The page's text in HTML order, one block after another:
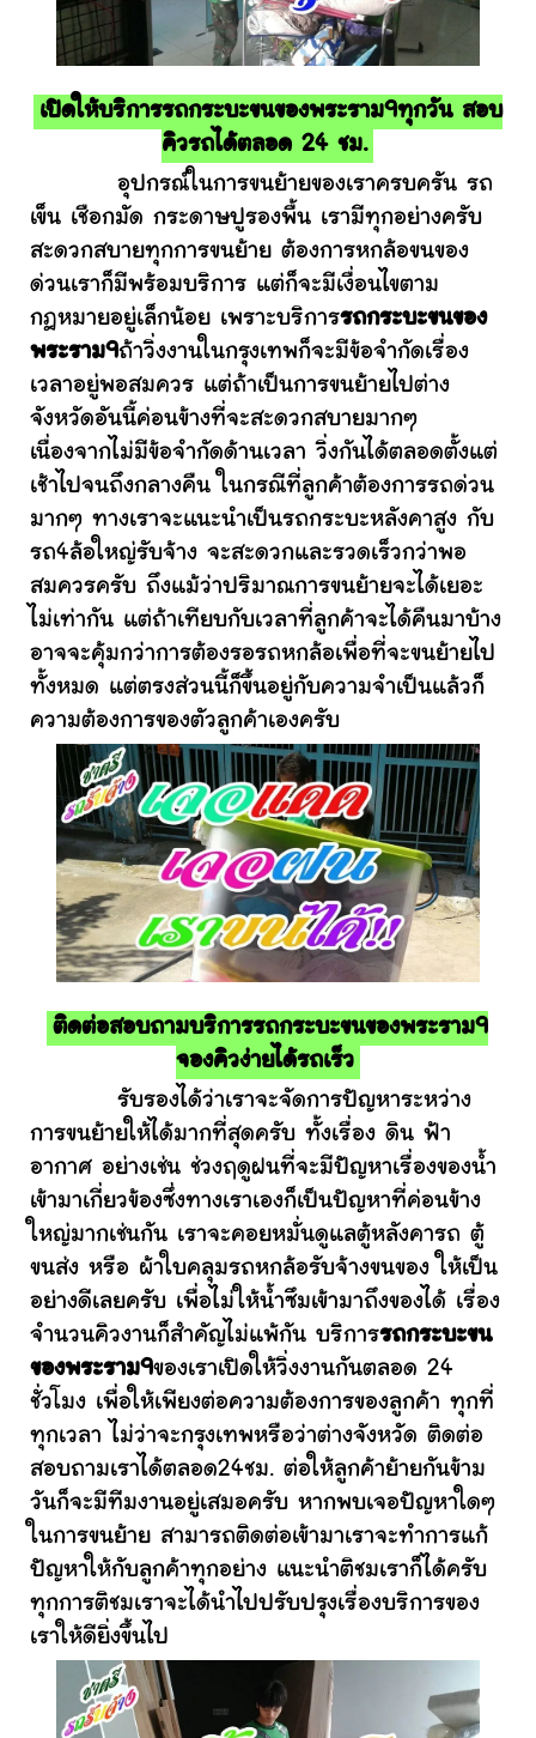
เปิดให้บริการรถกระบะขนของพระราม9ทุกวัน สอบ
คิวรถได้ตลอด 24 ชม.
อุปกรณ์ในการขนย้ายของเราครบครัน รถ
เข็น เชือกมัด กระดาษปูรองพื้น เรามีทุกอย่างครับ
สะดวกสบายทุกการขนย้าย ต้องการหกล้อขนของ
ด่วนเราก็มีพร้อมบริการ แต่ก็จะมีเงื่อนไขตาม
กฎหมายอยู่เล็กน้อย เพราะบริการรถกระบะขนของ
พระราม9ถ้าวิ่งงานในกรุงเทพก็จะมีข้อจำกัดเรื่อง
เวลาอยู่พอสมควร แต่ถ้าเป็นการขนย้ายไปต่าง
จังหวัดอันนี้ค่อนข้างที่จะสะดวกสบายมากๆ
เนื่องจากไม่มีข้อจำกัดด้านเวลา วิ่งกันได้ตลอดตั้งแต่
เช้าไปจนถึงกลางคืน ในกรณีที่ลูกค้าต้องการรถด่วน
มากๆ ทางเราจะแนะนำเป็นรถกระบะหลังคาสูง กับ
รถ4ล้อใหญ่รับจ้าง จะสะดวกและรวดเร็วกว่าพอ
สมควรครับ ถึงแม้ว่าปริมาณการขนย้ายจะได้เยอะ
ไม่เท่ากัน แต่ถ้าเทียบกับเวลาที่ลูกค้าจะได้คืนมาบ้าง
อาจจะคุ้มกว่าการต้องรอรถหกล้อเพื่อที่จะขนย้ายไป
ทั้งหมด แต่ตรงส่วนนี้ก็ขึ้นอยู่กับความจำเป็นแล้วก็
ความต้องการของตัวลูกค้าเองครับ
ติดต่อสอบถามบริการรถกระบะขนของพระราม9
จองคิวง่ายได้รถเร็ว
รับรองได้ว่าเราจะจัดการปัญหาระหว่าง
การขนย้ายให้ได้มากที่สุดครับ ทั้งเรื่อง ดิน ฟ้า
อากาศ อย่างเช่น ช่วงฤดูฝนที่จะมีปัญหาเรื่องของน้ำ
เข้ามาเกี่ยวข้องซึ่งทางเราเองก็เป็นปัญหาที่ค่อนข้าง
ใหญ่มากเช่นกัน เราจะคอยหมั่นดูแลตู้หลังคารถ ตู้
ขนส่ง หรือ ผ้าใบคลุมรถหกล้อรับจ้างขนของ ให้เป็น
อย่างดีเลยครับ เพื่อไม่ให้น้ำซึมเข้ามาถึงของได้ เรื่อง
จำนวนคิวงานก็สำคัญไม่แพ้กัน บริการรถกระบะขน
ของพระราม9ของเราเปิดให้วิ่งงานกันตลอด 24
ชั่วโมง เพื่อให้เพียงต่อความต้องการของลูกค้า ทุกที่
ทุกเวลา ไม่ว่าจะกรุงเทพหรือว่าต่างจังหวัด ติดต่อ
สอบถามเราได้ตลอด24ชม. ต่อให้ลูกค้าย้ายกันข้าม
วันก็จะมีทีมงานอยู่เสมอครับ หากพบเจอปัญหาใดๆ
ในการขนย้าย สามารถติดต่อเข้ามาเราจะทำการแก้
ปัญหาให้กับลูกค้าทุกอย่าง แนะนำติชมเราก็ได้ครับ
ทุกการติชมเราจะได้นำไปปรับปรุงเรื่องบริการของ
เราให้ดียิ่งขึ้นไป